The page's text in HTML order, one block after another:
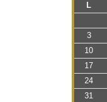
L
3
10
17
24
31